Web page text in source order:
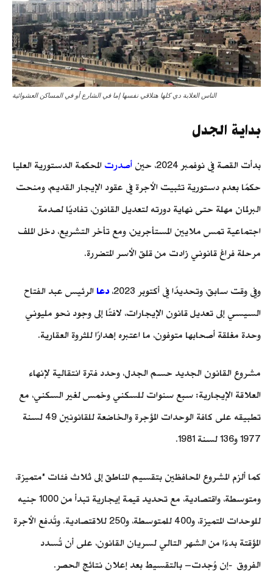
الناس الغلابة دي كلها هتلاقي نفسها إما في الشارع أو في المساكن العشوائية
بداية الجدل
بدأت القصة في نوفمبر 2024، حين أصدرت المحكمة الدستورية العليا
حكمًا بعدم دستورية تثبيت الأجرة في عقود الإيجار القديم، ومنحت
البرلمان مهلة حتى نهاية دورته لتعديل القانون، تفاديًا لصدمة
اجتماعية تمس ملايين المستأجرين، ومع تأخر التشريع، دخل الملف
مرحلة فراغ قانوني زادت من قلق الأسر المتضررة.
وفي وقت سابق، وتحديدًا في أكتوبر 2023، دعا الرئيس عبد الفتاح
السيسي إلى تعديل قانون الإيجارات، لافتًا إلى وجود نحو مليوني
وحدة مغلقة أصحابها متوفون، ما اعتبره إهدارًا للثروة العقارية.
مشروع القانون الجديد حسم الجدل، وحدد فترة انتقالية لإنهاء
العلاقة الإيجارية: سبع سنوات للسكني وخمس لغير السكني، مع
تطبيقه على كافة الوحدات المؤجرة والخاضعة للقانونين 49 لسنة
1977 و136 لسنة 1981.
كما ألزم المشروع المحافظين بتقسيم المناطق إلى ثلاث فئات "متميزة،
ومتوسطة، واقتصادية، مع تحديد قيمة إيجارية تبدأ من 1000 جنيه
للوحدات المتميزة، و400 للمتوسطة، و250 للاقتصادية. وتُدفع الأجرة
المؤقتة بدءًا من الشهر التالي لسريان القانون، على أن تُسدد
الفروق -إن وُجدت– بالتقسيط بعد إعلان نتائج الحصر.